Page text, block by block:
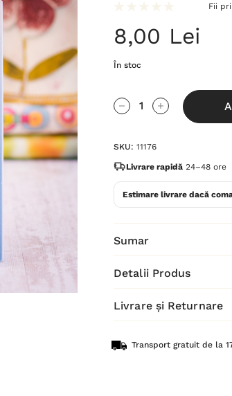
Fii
8,00 Lei
În stoc
Grăbește-
te!
curent
este:
Cantitate scăzută:
Cantitate
SKU: 11176
Livrare rapidă 24–48 ore
Estimare livrare dacă
Sumar
Detalii Produs
Livrare și Returnare
Transport gratuit de la